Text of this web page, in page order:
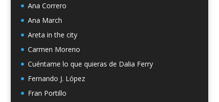
Ana Correro
Ana March
Areta in the city
Carmen Moreno
Cuéntame lo que quieras de Dalia Ferry
Fernando J. López
Fran Portillo